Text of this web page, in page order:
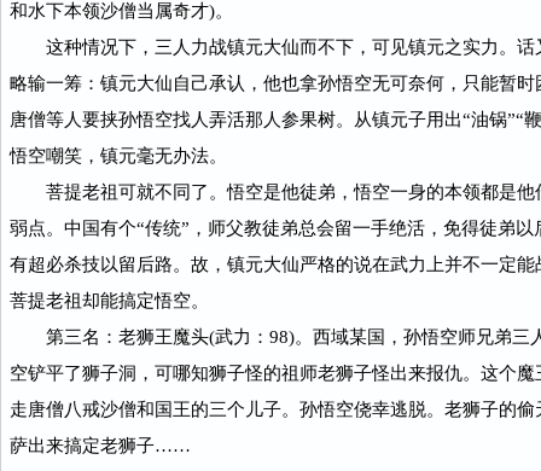
和水下本领沙僧当属奇才)。
这种情况下，三人力战镇元大仙而不下，可见镇元之实力。话
略输一筹：镇元大仙自己承认，他也拿孙悟空无可奈何，只能暂
唐僧等人要挟孙悟空找人弄活那人参果树。从镇元子用出“油锅”“
悟空嘲笑，镇元毫无办法。
菩提老祖可就不同了。悟空是他徒弟，悟空一身的本领都是他
弱点。中国有个“传统”，师父教徒弟总会留一手绝活，免得徒弟
有超必杀技以留后路。故，镇元大仙严格的说在武力上并不一定
菩提老祖却能搞定悟空。
第三名：老狮王魔头(武力：98)。西域某国，孙悟空师兄弟三
空铲平了狮子洞，可哪知狮子怪的祖师老狮子怪出来报仇。这个
走唐僧八戒沙僧和国王的三个儿子。孙悟空侥幸逃脱。老狮子的
萨出来搞定老狮子……